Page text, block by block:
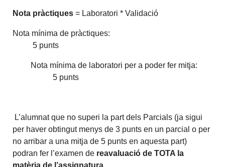
Nota pràctiques = Laboratori * Validació
Nota mínima de pràctiques:
5 punts
Nota mínima de laboratori per a poder fer mitja:
5 punts
L’alumnat que no superi la part dels Parcials (ja sigui
per haver obtingut menys de 3 punts en un parcial o per
no arribar a una mitja de 5 punts en aquesta part)
podran fer l’examen de reavaluació de TOTA la